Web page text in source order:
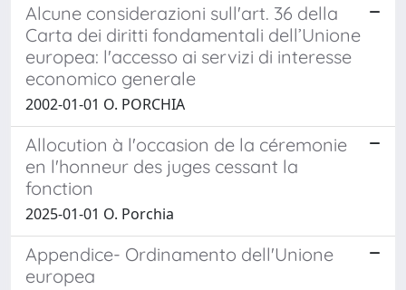
Alcune considerazioni sull'art. 36 della
Carta dei diritti fondamentali dell’Unione
europea: l'accesso ai servizi di interesse
economico generale
2002-01-01 O. PORCHIA
Allocution à l'occasion de la céremonie
en l'honneur des juges cessant la
fonction
2025-01-01 O. Porchia
Appendice- Ordinamento dell'Unione
europea